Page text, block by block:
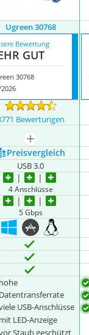
Ugreen 30768
Bewertung
GUT
30768
Bewertungen
mehr anzeigen
Preis­vergleich
USB 3.0
4 Anschlüsse
5 Gbps
hohe
Datentransferrate
USB-Anschlüsse
mit LED-Anzeige
Staub geschützt